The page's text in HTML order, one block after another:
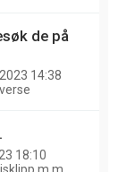
de på
14:38
18:10